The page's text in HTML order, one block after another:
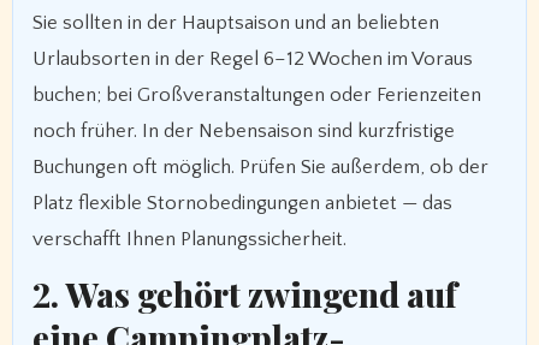
Sie sollten in der Hauptsaison und an beliebten
Urlaubsorten in der Regel 6–12 Wochen im Voraus
buchen; bei Großveranstaltungen oder Ferienzeiten
noch früher. In der Nebensaison sind kurzfristige
Buchungen oft möglich. Prüfen Sie außerdem, ob der
Platz flexible Stornobedingungen anbietet — das
verschafft Ihnen Planungssicherheit.
2. Was gehört zwingend auf